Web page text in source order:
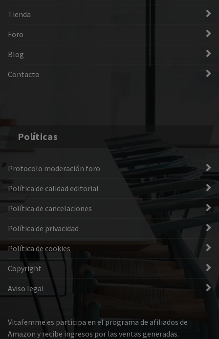
Tienda
Foro
Blog
Contacto
Políticas
Protocolo moderación foro
Política de calidad editorial
Política de cancelaciones
Política de privacidad
Política de cookies
Copyright
Aviso legal
Vitafemme.es participa en el programa de afiliados de
Amazon y recibe ingresos por las ventas generadas.